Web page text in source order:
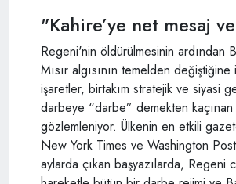
"Kahire’ye net mesaj
Regeni'nin öldürülmesinin ardından
Mısır algısının temelden değiştiğine
işaretler, birtakım stratejik ve siyasi
darbeye “darbe” demekten
gözlemleniyor. Ülkenin en etkili
New York Times ve Washington
aylarda çıkan başyazılarda, Regeni